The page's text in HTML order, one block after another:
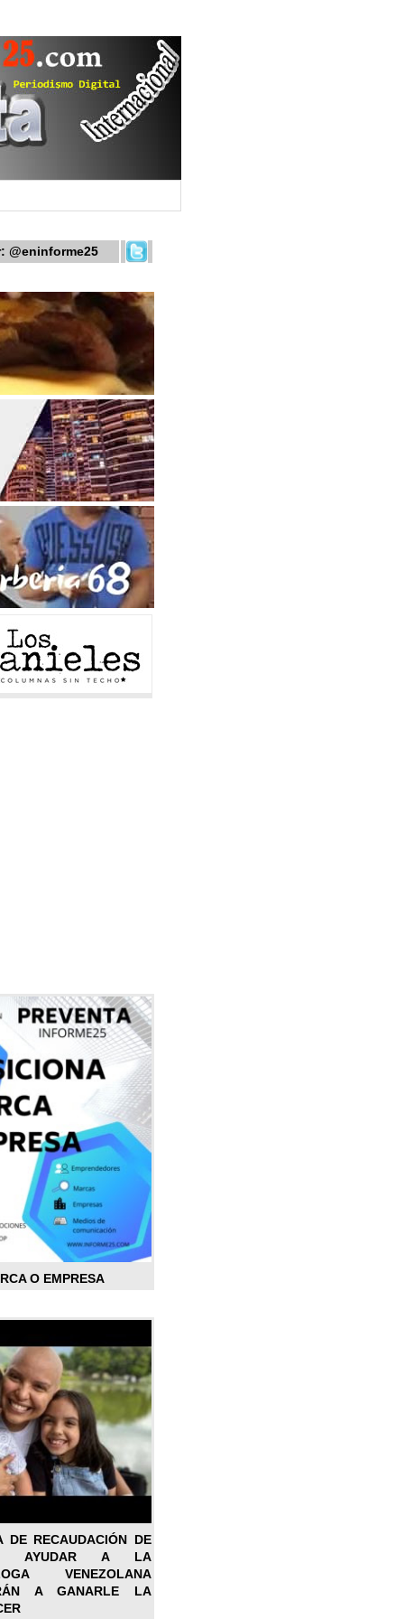
@eninforme25
O EMPRESA
DE RECAUDACIÓN DE
AYUDAR A LA
VENEZOLANA
A GANARLE LA